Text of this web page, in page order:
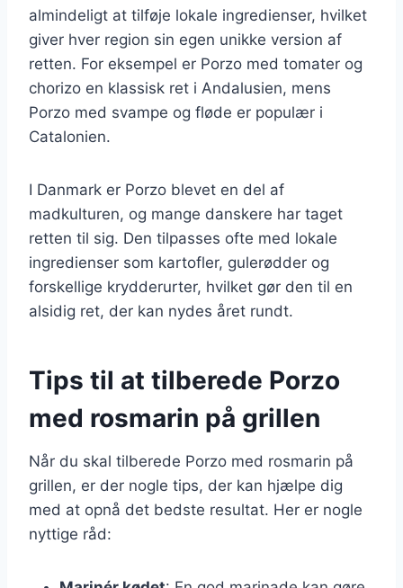
almindeligt at tilføje lokale ingredienser, hvilket
giver hver region sin egen unikke version af
retten. For eksempel er Porzo med tomater og
chorizo en klassisk ret i Andalusien, mens
Porzo med svampe og fløde er populær i
Catalonien.
I Danmark er Porzo blevet en del af
madkulturen, og mange danskere har taget
retten til sig. Den tilpasses ofte med lokale
ingredienser som kartofler, gulerødder og
forskellige krydderurter, hvilket gør den til en
alsidig ret, der kan nydes året rundt.
Tips til at tilberede Porzo
med rosmarin på grillen
Når du skal tilberede Porzo med rosmarin på
grillen, er der nogle tips, der kan hjælpe dig
med at opnå det bedste resultat. Her er nogle
nyttige råd: